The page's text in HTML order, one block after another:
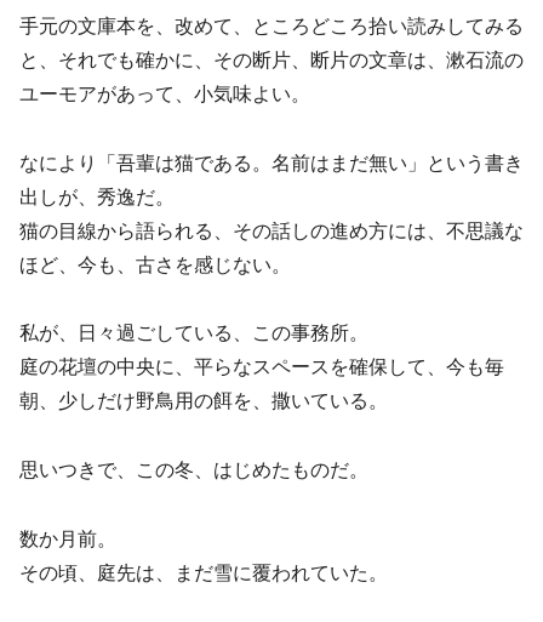
手元の文庫本を、改めて、ところどころ拾い読みしてみる
と、それでも確かに、その断片、断片の文章は、漱石流の
ユーモアがあって、小気味よい。
なにより「吾輩は猫である。名前はまだ無い」という書き
出しが、秀逸だ。
猫の目線から語られる、その話しの進め方には、不思議な
ほど、今も、古さを感じない。
私が、日々過ごしている、この事務所。
庭の花壇の中央に、平らなスペースを確保して、今も毎
朝、少しだけ野鳥用の餌を、撒いている。
思いつきで、この冬、はじめたものだ。
数か月前。
その頃、庭先は、まだ雪に覆われていた。